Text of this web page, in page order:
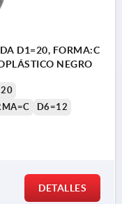
D1=20, FORMA:C
NEGRO
D6=12
DETALLES